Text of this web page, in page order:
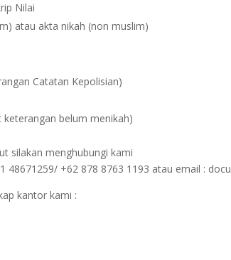
Nilai
atau akta nikah (non muslim)
Catatan Kepolisian)
keterangan belum menikah)
silakan menghubungi kami
48671259/ +62 878 8763 1193 atau email :
kantor kami :